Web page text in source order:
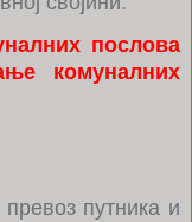
послова
комуналних
путника и